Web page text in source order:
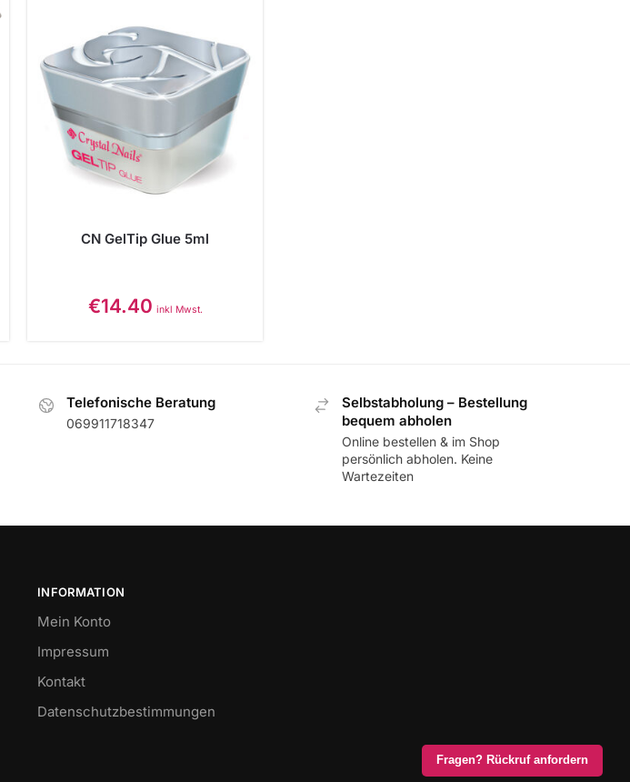
Fragen? Rückruf anfordern
CN GelTip Glue 5ml
€14.40 inkl Mwst.
Telefonische Beratung
069911718347
Selbstabholung – Bestellung
bequem abholen
Online bestellen & im Shop
persönlich abholen. Keine
Wartezeiten
INFORMATION
Mein Konto
Impressum
Kontakt
Datenschutzbestimmungen